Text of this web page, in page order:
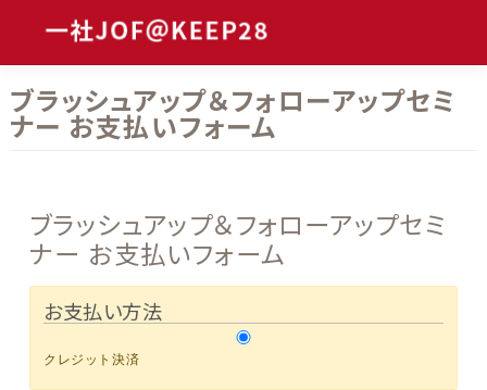
ブラッシュアップ＆フォローアップセミ
ナー お支払いフォーム
ブラッシュアップ＆フォローアップセミ
ナー お支払いフォーム
お支払い方法
クレジット決済